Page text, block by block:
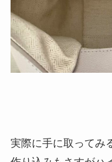
実際に手に取ってみ